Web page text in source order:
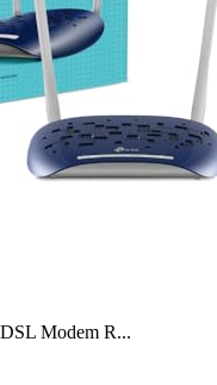
Modem R...